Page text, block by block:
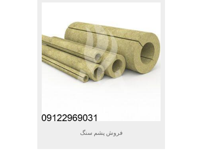
فروش پشم سنگ